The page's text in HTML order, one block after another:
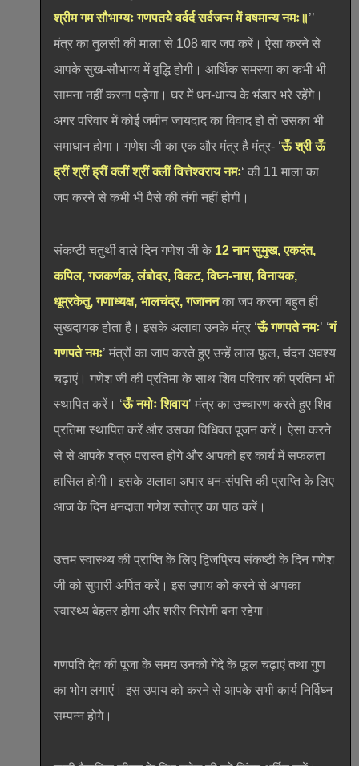
श्रीम गम सौभाग्यः गणपतये वर्वर्द सर्वजन्म में वषमान्य नमः॥’’
मंत्र का तुलसी की माला से 108 बार जप करें। ऐसा करने से
आपके सुख-सौभाग्य में वृद्धि होगी। आर्थिक समस्या का कभी भी
सामना नहीं करना पड़ेगा। घर में धन-धान्य के भंडार भरे रहेंगे।
अगर परिवार में कोई जमीन जायदाद का विवाद हो तो उसका भी
समाधान होगा। गणेश जी का एक और मंत्र है मंत्र- ‘ऊँ श्री ऊँ
ह्रीं श्रीं ह्रीं क्लीं श्रीं क्लीं वित्तेश्वराय नमः‘ की 11 माला का
जप करने से कभी भी पैसे की तंगी नहीं होगी।
संकष्टी चतुर्थी वाले दिन गणेश जी के 12 नाम सुमुख, एकदंत,
कपिल, गजकर्णक, लंबोदर, विकट, विघ्न-नाश, विनायक,
धूम्रकेतु, गणाध्यक्ष, भालचंद्र, गजाननका जप करना बहुत ही
सुखदायक होता है। इसके अलावा उनके मंत्र ‘ऊँ गणपते नमः’ ‘गं
गणपते नमः’ मंत्रों का जाप करते हुए उन्हें लाल फूल, चंदन अवश्य
चढ़ाएं। गणेश जी की प्रतिमा के साथ शिव परिवार की प्रतिमा भी
स्थापित करें। ‘ऊँ नमोः शिवाय’ मंत्र का उच्चारण करते हुए शिव
प्रतिमा स्थापित करें और उसका विधिवत पूजन करें। ऐसा करने
से से आपके शत्रु परास्त होंगे और आपको हर कार्य में सफलता
हासिल होगी। इसके अलावा अपार धन-संपत्ति की प्राप्ति के लिए
आज के दिन धनदाता गणेश स्तोत्र का पाठ करें।
उत्तम स्वास्थ्य की प्राप्ति के लिए द्विजप्रिय संकष्टी के दिन गणेश
जी को सुपारी अर्पित करें। इस उपाय को करने से आपका
स्वास्थ्य बेहतर होगा और शरीर निरोगी बना रहेगा।
गणपति देव की पूजा के समय उनको गेंदे के फूल चढ़ाएं तथा गुण
का भोग लगाएं। इस उपाय को करने से आपके सभी कार्य निर्विघ्न
सम्पन्न होगे।